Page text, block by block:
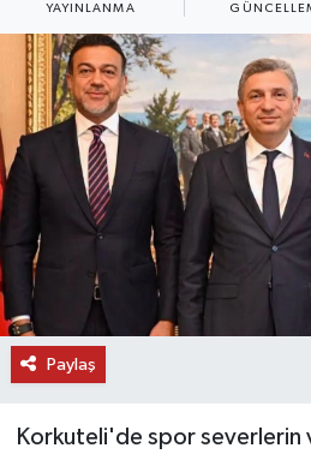
YAYINLANMA
Paylaş
Korkuteli'de spor severlerin
EĞİTİM
TURİZM
RÖPORTAJ
VİDEO HABERLER
YAZARLAR